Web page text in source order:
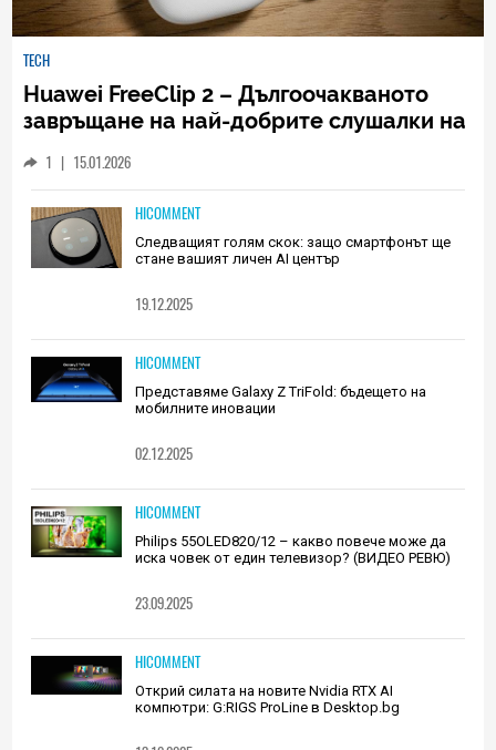
TECH
Huawei FreeClip 2 – Дългоочакваното
завръщане на най-добрите слушалки на
1 | 15.01.2026
HICOMMENT
Следващият голям скок: защо смартфонът ще
стане вашият личен AI център
19.12.2025
HICOMMENT
Представяме Galaxy Z TriFold: бъдещето на
мобилните иновации
02.12.2025
HICOMMENT
Philips 55OLED820/12 – какво повече може да
иска човек от един телевизор? (ВИДЕО РЕВЮ)
23.09.2025
HICOMMENT
Открий силата на новите Nvidia RTX AI
компютри: G:RIGS ProLine в Desktop.bg